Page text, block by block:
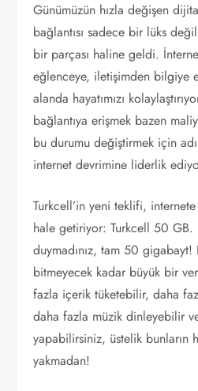
Günümüzün hızla değişen
bağlantısı sadece bir lüks
bir parçası haline geldi.
eğlenceye, iletişimden bilgiye
alanda hayatımızı
bağlantıya erişmek bazen
bu durumu değiştirmek için
internet devrimine liderlik
Turkcell’in yeni teklifi,
hale getiriyor: Turkcell 50 GB.
duymadınız, tam 50
bitmeyecek kadar büyük bir
fazla içerik tüketebilir, daha
daha fazla müzik dinleyebilir
yapabilirsiniz, üstelik bunların
yakmadan!